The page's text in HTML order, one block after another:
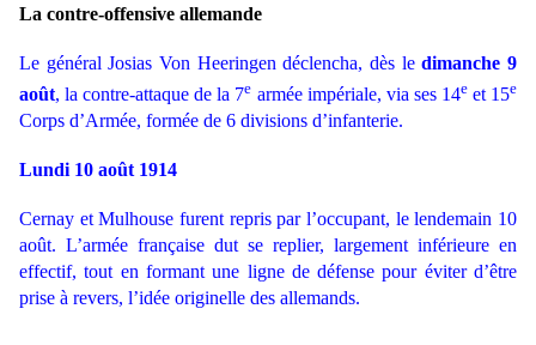
La contre-offensive allemande
Le général Josias Von Heeringen déclencha, dès ledimanche 9
août, la contre-attaque de la 7e armée impériale, via ses 14eet 15e
Corps d’Armée, formée de 6 divisions d’infanterie.
Lundi 10 août 1914
Cernay et Mulhouse furent repris par l’occupant, le lendemain 10
août. L’armée française dut se replier, largement inférieure en
effectif, tout en formant une ligne de défense pour éviter d’être
prise à revers, l’idée originelle des allemands.